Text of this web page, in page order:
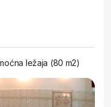
ležaja (80 m2)